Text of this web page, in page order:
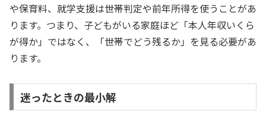
や保育料、就学支援は世帯判定や前年所得を使うことがあ
ります。つまり、子どもがいる家庭ほど「本人年収いくら
が得か」ではなく、「世帯でどう残るか」を見る必要があ
ります。
迷ったときの最小解